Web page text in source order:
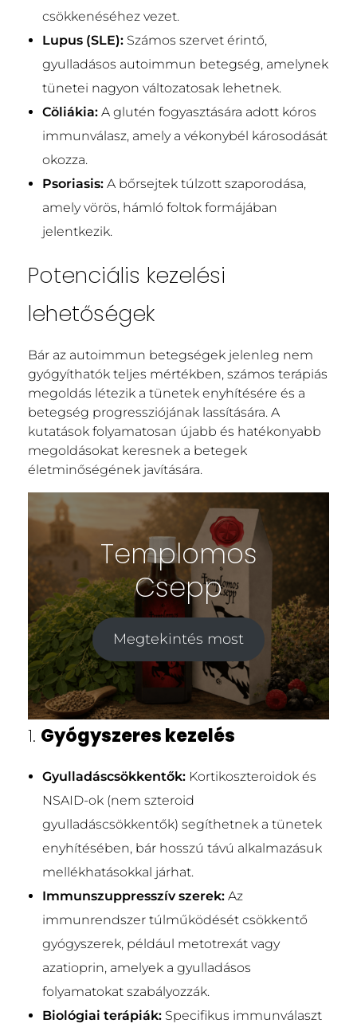
csökkenéséhez vezet.
Lupus (SLE):Számos szervet érintő,
gyulladásos autoimmun betegség, amelynek
tünetei nagyon változatosak lehetnek.
Cöliákia:A glutén fogyasztására adott kóros
immunválasz, amely a vékonybél károsodását
okozza.
Psoriasis:A bőrsejtek túlzott szaporodása,
amely vörös, hámló foltok formájában
jelentkezik.
Potenciális kezelési
lehetőségek
Bár az autoimmun betegségek jelenleg nem
gyógyíthatók teljes mértékben, számos terápiás
megoldás létezik a tünetek enyhítésére és a
betegség progressziójának lassítására. A
kutatások folyamatosan újabb és hatékonyabb
megoldásokat keresnek a betegek
életminőségének javítására.
Templomos
Csepp
Megtekintés most
1. Gyógyszeres kezelés
Gyulladáscsökkentők:Kortikoszteroidok és
NSAID-ok (nem szteroid
gyulladáscsökkentők) segíthetnek a tünetek
enyhítésében, bár hosszú távú alkalmazásuk
mellékhatásokkal járhat.
Immunszuppresszív szerek:Az
immunrendszer túlműködését csökkentő
gyógyszerek, például metotrexát vagy
azatioprin, amelyek a gyulladásos
folyamatokat szabályozzák.
Biológiai terápiák:Specifikus immunválaszt